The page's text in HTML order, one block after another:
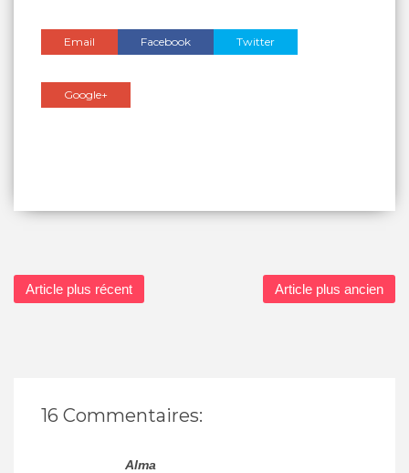
Email Facebook Twitter
Google+
Article plus récent Article plus ancien
16 Commentaires:
Alma